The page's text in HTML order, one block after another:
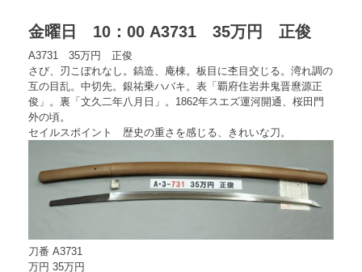
金曜日 10：00 A3731 35万円 正俊
A3731 35万円 正俊
さび、刃こぼれなし。鎬造、庵棟。板目に杢目交じる。湾れ調の
互の目乱。中切先。銀祐乗ハバキ。表「覇府住岩井鬼晋麿源正
俊」。裏「文久二年八月日」。1862年スエズ運河開通、桜田門
外の頃。
セイルスポイント 歴史の重さを感じる、きれいな刀。
刀番 A3731
万円 35万円